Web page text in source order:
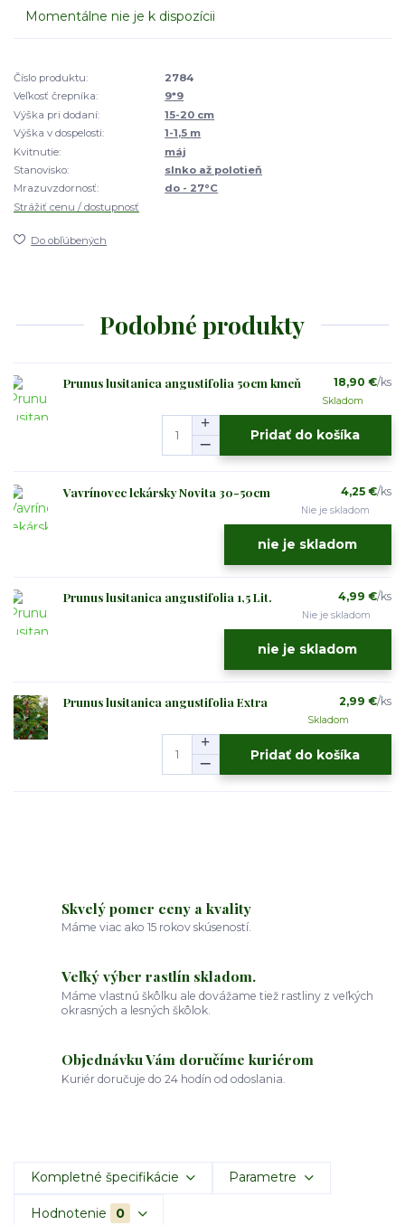
Momentálne nie je k dispozícii
Číslo produktu:
2784
Veľkosť črepníka:
9*9
Výška pri dodaní:
15-20 cm
Výška v dospelosti:
1-1,5 m
Kvitnutie:
máj
Stanovisko:
slnko až polotieň
Mrazuvzdornosť:
do - 27°C
Strážiť cenu / dostupnosť
Do obľúbených
Podobné produkty
Prunus lusitanica angustifolia 50cm kmeň 18,90 €/ks
Skladom
Pridať do košíka
Vavrínovec lekársky Novita 30-50cm 4,25 €/ks
Nie je skladom
nie je skladom
Prunus lusitanica angustifolia 1,5 Lit. 4,99 €/ks
Nie je skladom
nie je skladom
Prunus lusitanica angustifolia Extra 2,99 €/ks
Skladom
Pridať do košíka
Skvelý pomer ceny a kvality
Máme viac ako 15 rokov skúseností.
Veľký výber rastlín skladom.
Máme vlastnú škôlku ale dovážame tiež rastliny z veľkých
okrasných a lesných škôlok.
Objednávku Vám doručíme kuriérom
Kuriér doručuje do 24 hodín od odoslania.
Kompletné špecifikácie Parametre
Hodnotenie 0